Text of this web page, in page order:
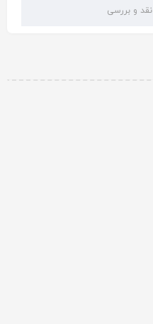
نقد و بررسی